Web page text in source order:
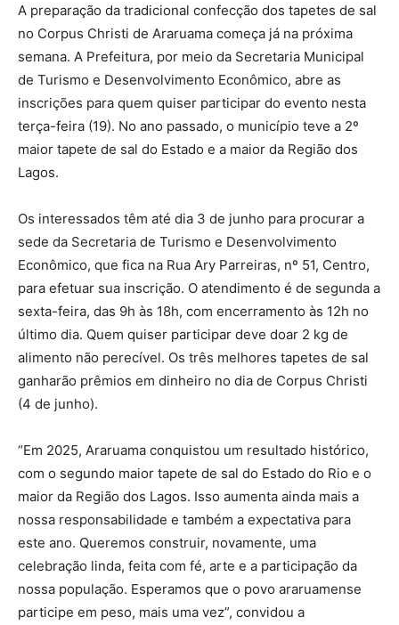
A preparação da tradicional confecção dos tapetes de sal
no Corpus Christi de Araruama começa já na próxima
semana. A Prefeitura, por meio da Secretaria Municipal
de Turismo e Desenvolvimento Econômico, abre as
inscrições para quem quiser participar do evento nesta
terça-feira (19). No ano passado, o município teve a 2º
maior tapete de sal do Estado e a maior da Região dos
Lagos.
Os interessados têm até dia 3 de junho para procurar a
sede da Secretaria de Turismo e Desenvolvimento
Econômico, que fica na Rua Ary Parreiras, nº 51, Centro,
para efetuar sua inscrição. O atendimento é de segunda a
sexta-feira, das 9h às 18h, com encerramento às 12h no
último dia. Quem quiser participar deve doar 2 kg de
alimento não perecível. Os três melhores tapetes de sal
ganharão prêmios em dinheiro no dia de Corpus Christi
(4 de junho).
“Em 2025, Araruama conquistou um resultado histórico,
com o segundo maior tapete de sal do Estado do Rio e o
maior da Região dos Lagos. Isso aumenta ainda mais a
nossa responsabilidade e também a expectativa para
este ano. Queremos construir, novamente, uma
celebração linda, feita com fé, arte e a participação da
nossa população. Esperamos que o povo araruamense
participe em peso, mais uma vez”, convidou a